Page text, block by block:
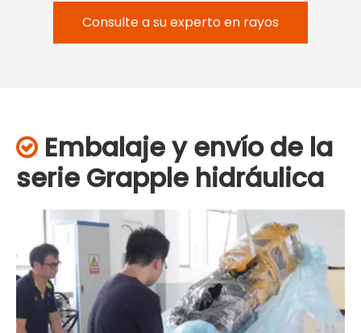
Consulte a su experto en rayos
 Embalaje y envío de la
serie Grapple hidráulica